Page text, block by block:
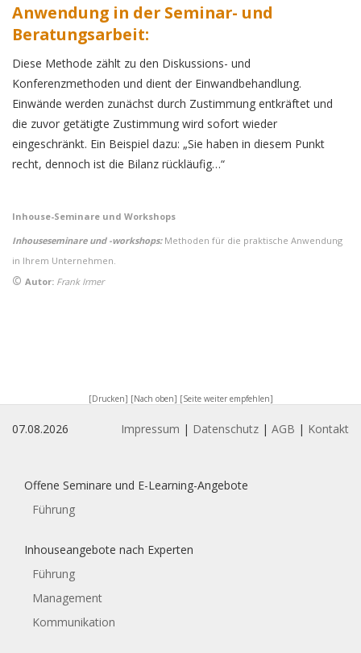
Anwendung in der Seminar- und
Beratungsarbeit:
Diese Methode zählt zu den Diskussions- und
Konferenzmethoden und dient der Einwandbehandlung.
Einwände werden zunächst durch Zustimmung entkräftet und
die zuvor getätigte Zustimmung wird sofort wieder
eingeschränkt. Ein Beispiel dazu: „Sie haben in diesem Punkt
recht, dennoch ist die Bilanz rückläufig…“
Inhouse-Seminare und Workshops
Inhouseseminare und -workshops:Methoden für die praktische Anwendung
in Ihrem Unternehmen.
© Autor: Frank Irmer
[Drucken] [Nach oben] [Seite weiter empfehlen]
07.08.2026 Impressum | Datenschutz | AGB | Kontakt
Offene Seminare und E-Learning-Angebote
Führung
Inhouseangebote nach Experten
Führung
Management
Kommunikation